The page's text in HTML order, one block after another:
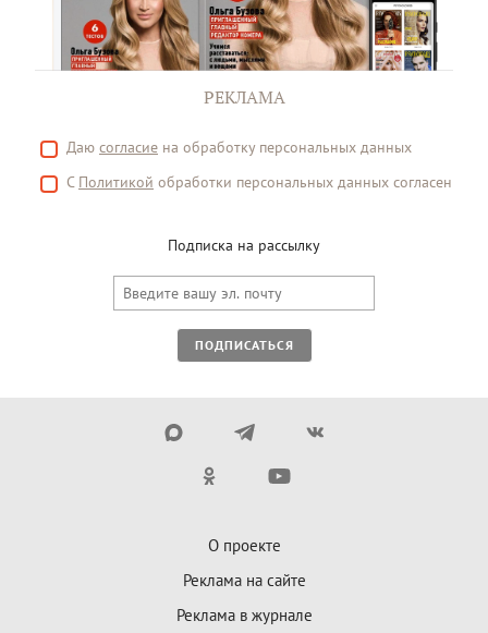
РЕКЛАМА
Даю согласие на обработку персональных данных
С Политикой обработки персональных данных согласен
Подписка на рассылку
ПОДПИСАТЬСЯ
О проекте
Реклама на сайте
Реклама в журнале